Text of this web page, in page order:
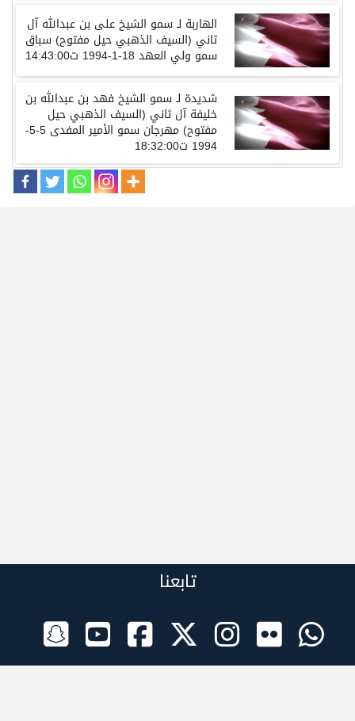
الهاربة لـ سمو الشيخعلى بن عبدالله آل
ثاني (السيف الذهبي حيل مفتوح)سباق
سمو ولي العهد18-1-1994 ت14:43:00
شديدة لـ سمو الشيخ فهد بن عبدالله بن
خليفة آل ثاني (السيف الذهبي حيل
مفتوح) مهرجان سمو الأمير المفدى 5-5-
1994 ت18:32:00
تابعنا